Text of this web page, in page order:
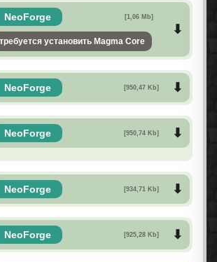
NeoForge [1,06 Mb]
требуется установить Magma Core
NeoForge [950,47 Kb]
NeoForge [950,74 Kb]
NeoForge [934,71 Kb]
NeoForge [925,28 Kb]